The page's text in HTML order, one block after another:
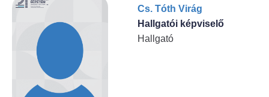
Cs. Tóth Virág
Hallgatói képviselő
Hallgató